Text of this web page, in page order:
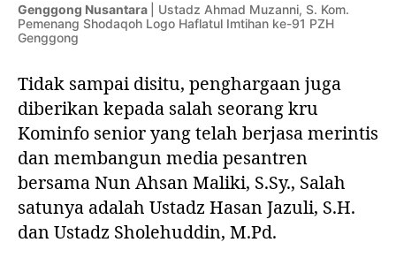
Genggong Nusantara
| Ustadz Ahmad Muzanni, S. Kom.
Pemenang Shodaqoh Logo Haflatul Imtihan ke-91 PZH
Genggong
Tidak sampai disitu, penghargaan juga
diberikan kepada salah seorang kru
Kominfo senior yang telah berjasa merintis
dan membangun media pesantren
bersama Nun Ahsan Maliki, S.Sy., Salah
satunya adalah Ustadz Hasan Jazuli, S.H.
dan Ustadz Sholehuddin, M.Pd.